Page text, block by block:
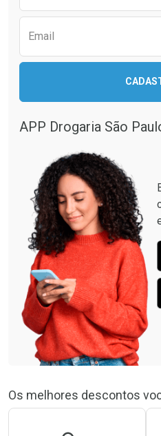
Email
APP Drogaria São
Os melhores descontos